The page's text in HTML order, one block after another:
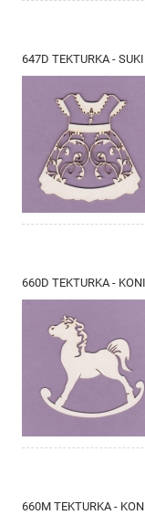
647D TEKTURKA -
660D TEKTURKA -
660M TEKTURKA -